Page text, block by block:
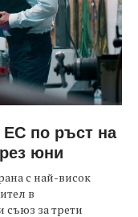
по ръст на
юни
с най-висок
в
за трети